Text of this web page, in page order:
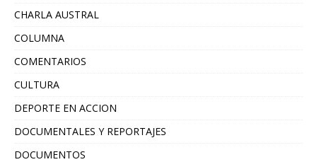
CHARLA AUSTRAL
COLUMNA
COMENTARIOS
CULTURA
DEPORTE EN ACCION
DOCUMENTALES Y REPORTAJES
DOCUMENTOS